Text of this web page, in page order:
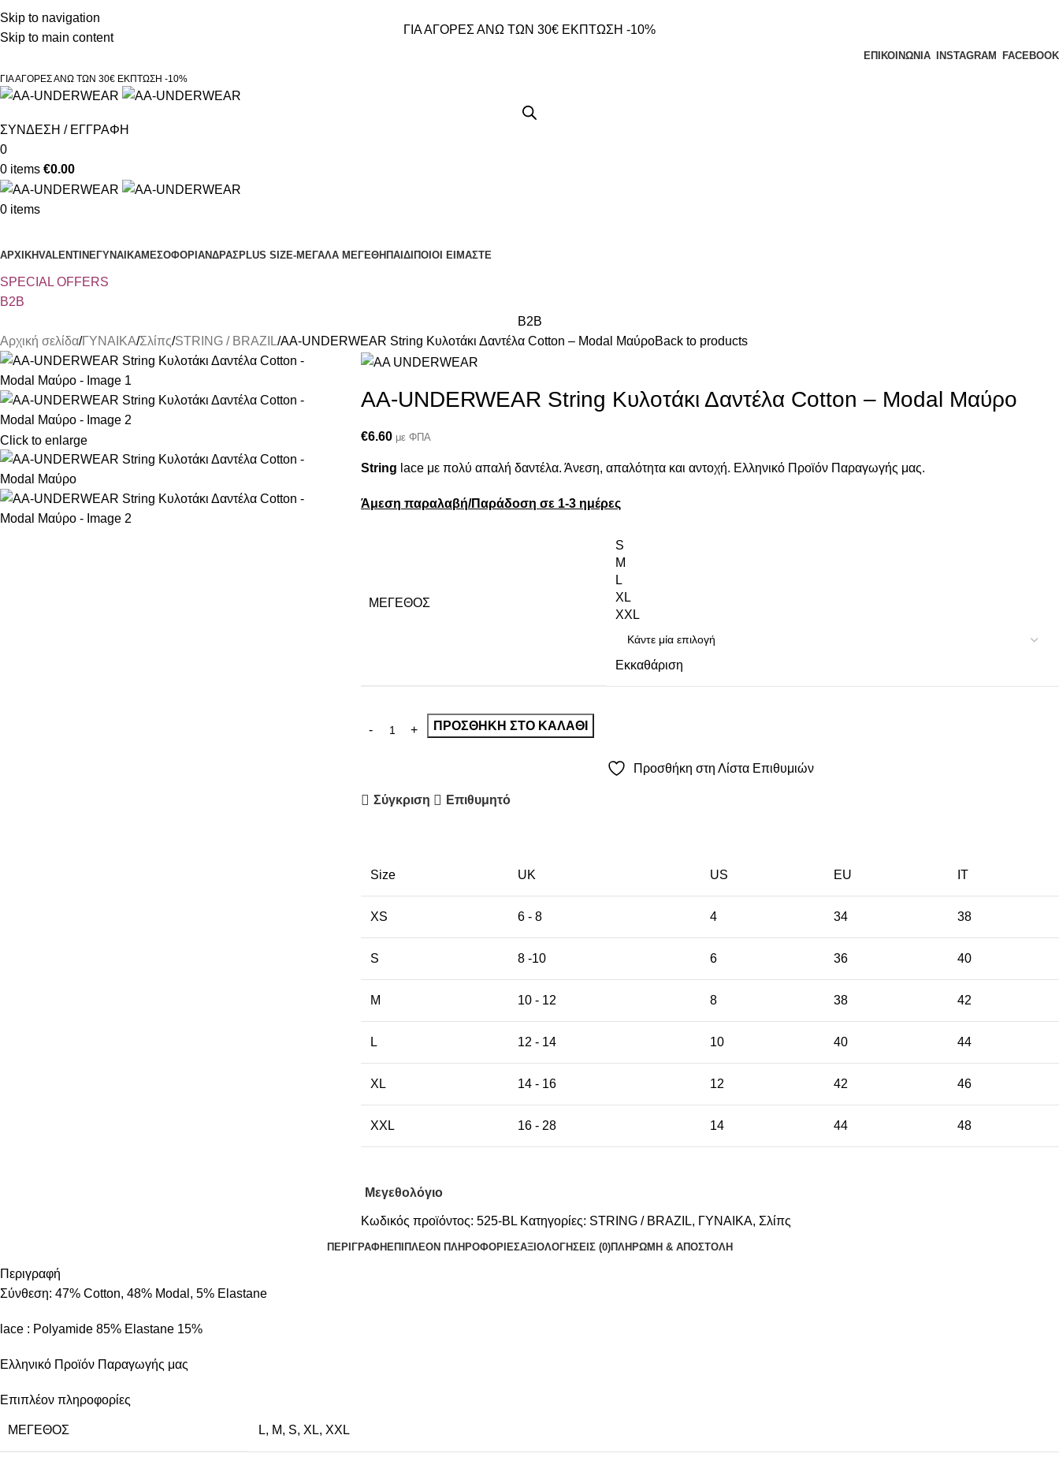
Skip to navigation
Skip to main content
Τηλεφωνικές παραγγελίες 23210 97300
ΓΙΑ ΑΓΟΡΕΣ ΑΝΩ ΤΩΝ 30€ ΕΚΠΤΩΣΗ -10%
ΕΠΙΚΟΙΝΩΝΙΑ INSTAGRAM FACEBOOK
ΓΙΑ ΑΓΟΡΕΣ ΑΝΩ ΤΩΝ 30€ ΕΚΠΤΩΣΗ -10%
ΣΥΝΔΕΣΗ / ΕΓΓΡΑΦΗ
0
0 items €0.00
0 items
ΑΡΧΙΚΗVALENTINEΓΥΝΑΙΚΑΜΕΣΟΦΟΡΙ ΑΝΔΡΑΣPLUS SIZE-ΜΕΓΑΛΑ ΜΕΓΕΘΗ ΠΑΙΔΙ ΠΟΙΟΙ ΕΙΜΑΣΤΕ
SPECIAL OFFERS
B2B
B2B
Αρχική σελίδα ΓΥΝΑΙΚΑ Σλίπς STRING / BRAZIL AA-UNDERWEAR String Κυλοτάκι Δαντέλα Cotton – Modal ΜαύροBack to products
Click to enlarge
AA-UNDERWEAR String Κυλοτάκι Δαντέλα Cotton – Modal Μαύρο
€6.60 με ΦΠΑ
String lace με πολύ απαλή δαντέλα. Άνεση, απαλότητα και αντοχή. Ελληνικό Προϊόν Παραγωγής μας.
Άμεση παραλαβή/Παράδοση σε 1-3 ημέρες
ΜΈΓΕΘΟΣ
S
M
L
XL
XXL
Εκκαθάριση
ΠΡΟΣΘΉΚΗ ΣΤΟ ΚΑΛΆΘΙ
Προσθήκη στη Λίστα Επιθυμιών
Σύγκριση Επιθυμητό
Size UK US EU ΙΤ
XS 6 - 8 4 34 38
S 8 -10 6 36 40
M 10 - 12 8 38 42
L 12 - 14 10 40 44
XL 14 - 16 12 42 46
XXL 16 - 28 14 44 48
Μεγεθολόγιο
Κωδικός προϊόντος: 525-BL Κατηγορίες: STRING / BRAZIL, ΓΥΝΑΙΚΑ, Σλίπς
ΠΕΡΙΓΡΑΦΉ ΕΠΙΠΛΈΟΝ ΠΛΗΡΟΦΟΡΊΕΣΑΞΙΟΛΟΓΉΣΕΙΣ (0)ΠΛΗΡΩΜΗ & ΑΠΟΣΤΟΛΗ
Περιγραφή
Σύνθεση: 47% Cotton, 48% Modal, 5% Elastane
lace : Polyamide 85% Elastane 15%
Ελληνικό Προϊόν Παραγωγής μας
Επιπλέον πληροφορίες
ΜΈΓΕΘΟΣ L, M, S, XL, XXL